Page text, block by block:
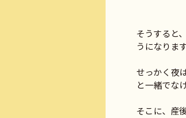
そうすると
うになります
せっかく夜
と一緒でな
そこに、産